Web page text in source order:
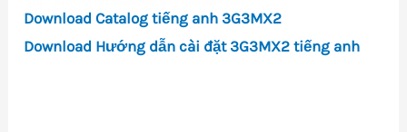
DownloadCatalog tiếng anh 3G3MX2
Download Hướng dẫn cài đặt 3G3MX2 tiếng anh